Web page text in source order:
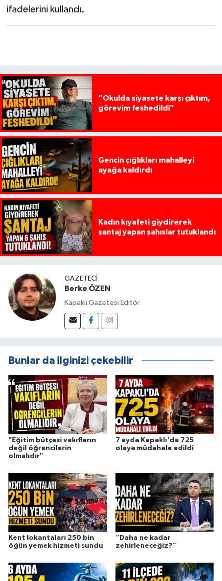
ifadelerini kullandı.
“Okulda siyasete karşı çıktım,
görevim feshedildi"
Gencin çığlıkları mahalleyi
ayağa kaldırdı
Kadın kıyafeti giydirerek
şantaj yapan şahıslar tutuklandı
GAZETECI
Berke ÖZEN
Kapaklı Gazetesi Editör
Bunlar da ilginizi çekebilir
"Eğitim bütçesi vakıfların
değil öğrencilerin
olmalıdır"
7 ayda Kapaklı'da 725
olaya müdahale edildi
Kent lokantaları 250 bin
öğün yemek hizmeti sundu
“Daha ne kadar
zehirleneceğiz?”